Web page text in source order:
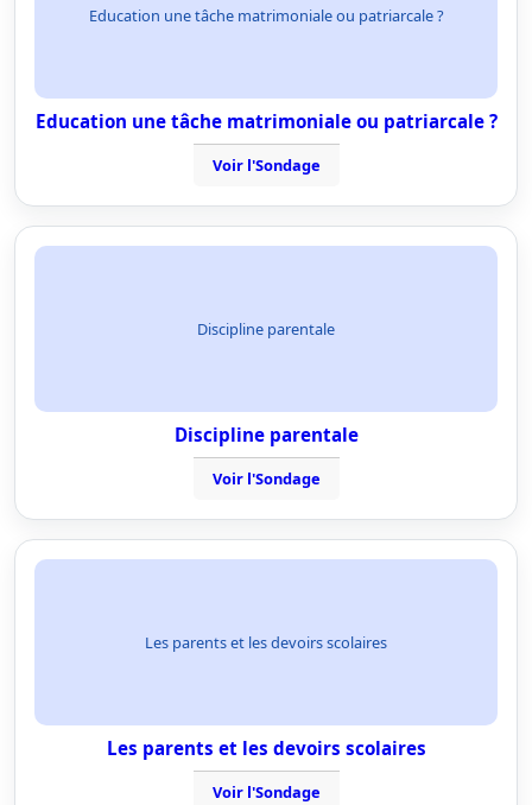
Education une tâche matrimoniale ou patriarcale ?
Education une tâche matrimoniale ou patriarcale ?
Voir l'Sondage
Discipline parentale
Discipline parentale
Voir l'Sondage
Les parents et les devoirs scolaires
Les parents et les devoirs scolaires
Voir l'Sondage